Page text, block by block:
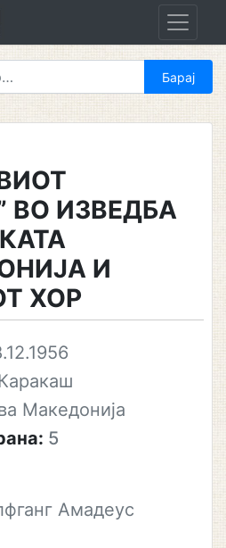
ВО ИЗВЕДБА
И
ХОР
Македонија
5
Амадеус